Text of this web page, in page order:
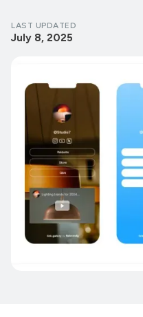
LAST UPDATED
July 8, 2025